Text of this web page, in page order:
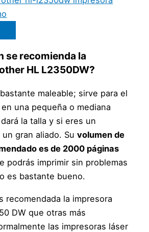
se recomienda la
HL L2350DW?
maleable; sirve para el
una pequeña o mediana
la talla y si eres un
gran aliado. Suvolumen de
es de 2000 páginas
podrás imprimir sin problemas
es bastante bueno.
recomendada la impresora
DW que otras más
las impresoras láser